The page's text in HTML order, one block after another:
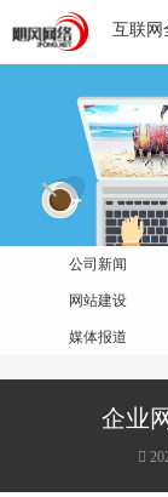
互联网
公司新闻
网站建设
媒体报道
企业